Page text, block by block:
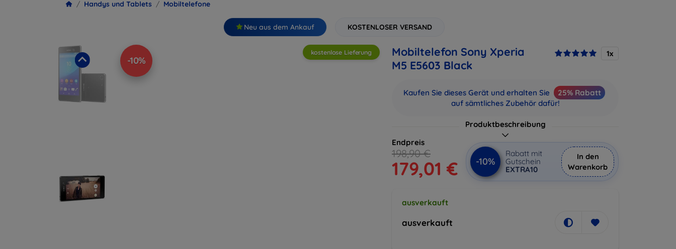
Handys und Tablets Mobiltelefone
Neu aus dem Ankauf KOSTENLOSER VERSAND
-10%
kostenlose Lieferung
Mobiltelefon Sony Xperia
M5 E5603 Black
1x
Kaufen Sie dieses Gerät und erhalten Sie
25% Rabatt
auf sämtliches Zubehör dafür!
Produktbeschreibung
Endpreis
198,90 €
179,01 € -10%
Rabatt mit
Gutschein
EXTRA10
In den
Warenkorb
ausverkauft
ausverkauft